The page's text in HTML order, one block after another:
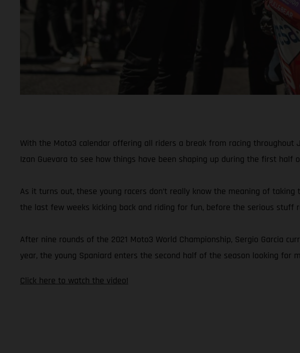
With the Moto3 calendar offering all riders a break from racing throughout
Izan Guevara to see how things have been shaping up during the first half
As it turns out, these young racers don’t really know the meaning of
the last few weeks kicking back and riding for fun, before the serious stuff
After nine rounds of the 2021 Moto3 World Championship, Sergio Garcia
year, the young Spaniard enters the second half of the season looking for
Click here to watch the video!